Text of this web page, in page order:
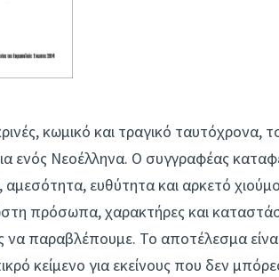
κωμικό και τραγικό
ενός Νεοέλληνα. Ο συγγραφέας
ευθύτητα και αρκετό
πρόσωπα, χαρακτήρες και
παραβλέπουμε. Το αποτέλεσμα
κείμενο για εκείνους που δεν